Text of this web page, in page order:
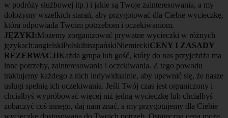
w podróży służbowej itp.) i jakie są Twoje zainteresowania, a my
dołożymy wszelkich starań, aby przygotować dla Ciebie wycieczkę,
która odpowiada Twoim potrzebom i oczekiwaniom.
JĘZYKI:Możemy zorganizować prywatne wycieczki w różnych
językach:angielskiPolskihiszpańskiNiemieckiCENY I ZASADY
REZERWACJIKażda grupa lub gość, który do nas przyjeżdża ma
inne potrzeby, zainteresowania i oczekiwania. Z tego powodu
traktujemy każdego z nich indywidualnie, aby upewnić się, że nasze
usługi spełnią ich oczekiwania. Jeśli Twój czas jest ograniczony i
chciałbyś wypróbować więcej niż jedną wycieczkę lub chciałbyś
zobaczyć coś innego, daj nam znać, a my przygotujemy dla Ciebie